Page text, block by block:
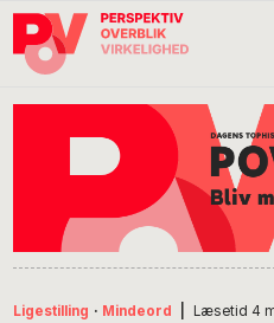
Gå
direkte
Skip
indhold
Gå
direkte
Ligestilling · Mindeord Læsetid 4